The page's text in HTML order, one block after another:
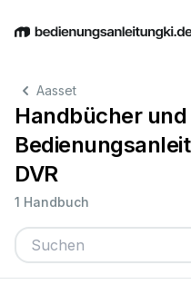
EnglishDeutschEspañol
Aasset
Handbücher und
DVR
1 Handbuch